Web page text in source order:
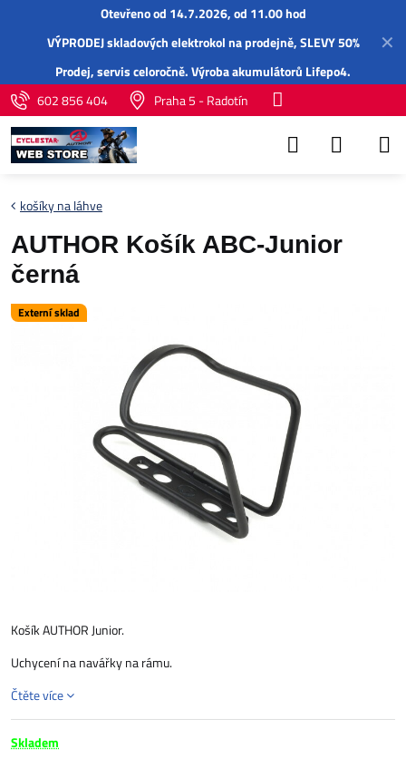
✕
Otevřeno od 14.7.2026, od 11.00 hod
VÝPRODEJ skladových elektrokol na prodejně, SLEVY 50%
Prodej,servisceloročně.Výroba akumulátorů Lifepo4.
602 856 404
Praha 5 - Radotín
Externí sklad
košíky na láhve
AUTHOR Košík ABC-Junior
černá
Košík AUTHOR Junior.
Uchycení na navářky na rámu.
Čtěte více
Skladem